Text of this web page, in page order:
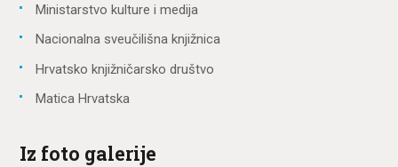
Ministarstvo kulture i medija
Nacionalna sveučilišna knjižnica
Hrvatsko knjižničarsko društvo
Matica Hrvatska
Iz foto galerije